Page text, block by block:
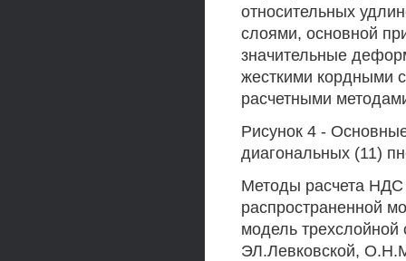
относительных
слоями, основной
значительные
жесткими кордными
расчетными
Рисунок 4 -
диагональных (11)
Методы расчета
распространенной
модель
ЭЛ.Левковской,